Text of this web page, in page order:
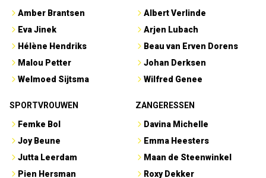
Amber Brantsen
Eva Jinek
Hélène Hendriks
Malou Petter
Welmoed Sijtsma
Albert Verlinde
Arjen Lubach
Beau van Erven Dorens
Johan Derksen
Wilfred Genee
SPORTVROUWEN
Femke Bol
Joy Beune
Jutta Leerdam
Pien Hersman
ZANGERESSEN
Davina Michelle
Emma Heesters
Maan de Steenwinkel
Roxy Dekker